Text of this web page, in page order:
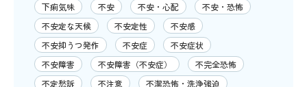
下痢気味
不安 不安・心配
不安・恐怖
不安定な天候
不安定性
不安感
不安抑うつ発作
不安症
不安症状
不安障害
不安障害（不安症）
不完全恐怖
不定愁訴
不注意
不潔恐怖・洗浄強迫